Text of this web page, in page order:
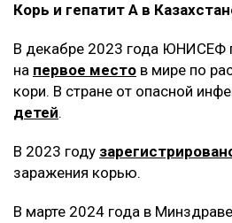
Корь и гепатит А в
В декабре 2023 года ЮНИСЕФ
на первое место в мире по
кори. В стране от опасной
детей.
В 2023 году
заражения корью.
В марте 2024 года в Минздраве